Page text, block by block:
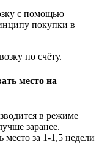
с помощью
покупки в
по счёту.
место на
в режиме
заранее.
за 1-1,5 недели